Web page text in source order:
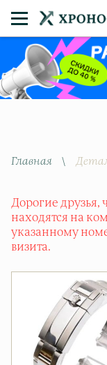
Главная \
Дорогие друзья,
находятся на
указанному
визита.